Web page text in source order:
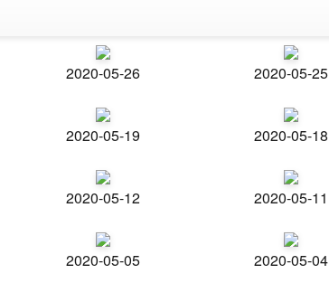
2020-05-26 2020-05-25
2020-05-19 2020-05-18
2020-05-12 2020-05-11
2020-05-05 2020-05-04